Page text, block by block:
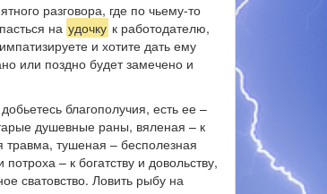
разговора, где по чьему-то
на удочку к работодателю,
и хотите дать ему
или поздно будет замечено и
благополучия, есть ее –
душевные раны, вяленая – к
травма, тушеная – бесполезная
– к богатству и довольству,
сватовство. Ловить рыбу на